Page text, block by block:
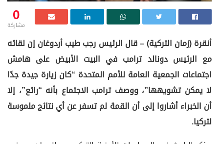
0
مشاركة
أنقرة (زمان التركية) – قال الرئيس رجب طيب أردوغان إن لقائه
مع الرئيس دونالد ترامب في البيت الأبيض على هامش
اجتماعات الجمعية العامة للأمم المتحدة “كان زيارة جيدة جدًا
لا يمكن تشويهها”، ووصف ترامب الاجتماع بأنه “رائع”، إلا
أن الخبراء أشاروا إلى أن القمة لم تسفر عن أي نتائج ملموسة
لتركيا.